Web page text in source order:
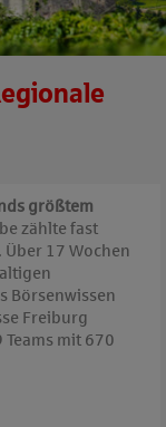
größtem
zählte fast
17 Wochen
Börsenwissen
Freiburg
mit 670